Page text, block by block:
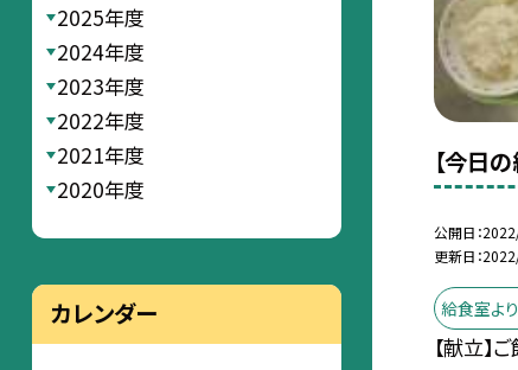
【今日
公開日
更新日
給食室より
【献立】
2025年度
2024年度
2023年度
2022年度
2021年度
2020年度
カレンダー